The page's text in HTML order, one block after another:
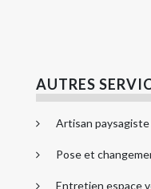
AUTRES
Artisan
Pose et
Entretien espace